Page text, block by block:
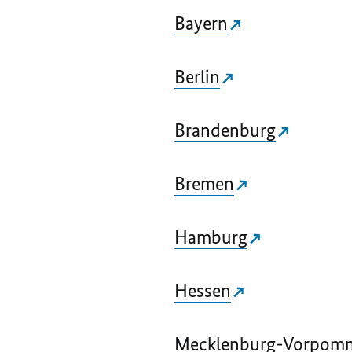
Bayern
Berlin
Brandenburg
Bremen
Hamburg
Hessen
Mecklenburg-